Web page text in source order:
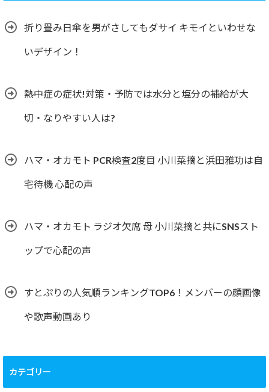
折り畳み日傘を男がさしてもダサイ キモイといわせな
いデザイン！
熱中症の症状!対策・予防では水分と塩分の補給が大
切・なりやすい人は?
ハマ・オカモト PCR検査2度目 小川菜摘と浜田雅功は自
宅待機 心配の声
ハマ・オカモト ラジオ欠席 母 小川菜摘と共にSNSスト
ップで心配の声
すとぷりの人気順ランキングTOP6！メンバーの顔画像
や歌声動画あり
カテゴリー